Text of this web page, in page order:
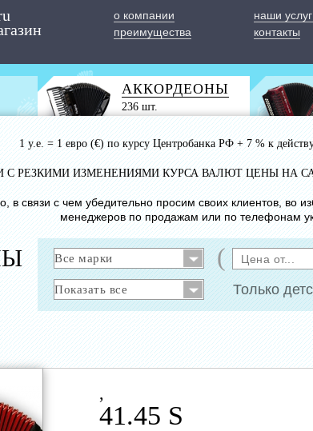
о компании
наши
преимущества
контакты
АККОРДЕОНЫ
236 шт.
1 у.е. = 1 евро (€) по курсу Центробанка РФ + 7 % к
С РЕЗКИМИ ИЗМЕНЕНИЯМИ КУРСА ВАЛЮТ ЦЕНЫ НА
в связи с чем убедительно просим своих клиентов,
менеджеров по продажам или по телефонам
(
Только
,
41.45 S